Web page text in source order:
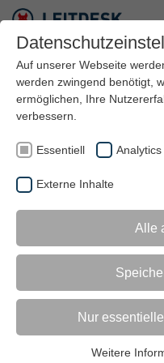
ENERGIE­
Auf unserer Webseite
werden zwingend benötigt,
ermöglichen, Ihre
verbessern.
Essentiell
Externe Inhalte
Alle
Nur
Weitere